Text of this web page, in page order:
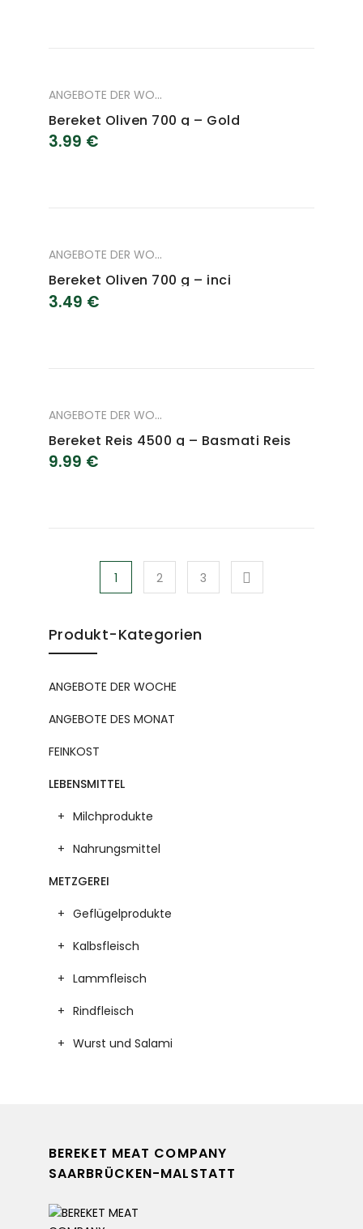
ANGEBOTE DER WOCHE
Bereket Oliven 700 g – Gold
3.99 €
ANGEBOTE DER WOCHE
Bereket Oliven 700 g – inci
3.49 €
ANGEBOTE DER WOCHE
Bereket Reis 4500 g – Basmati Reis
9.99 €
1 2 3
Produkt-Kategorien
ANGEBOTE DER WOCHE
ANGEBOTE DES MONAT
FEINKOST
LEBENSMITTEL
Milchprodukte
Nahrungsmittel
METZGEREI
Geflügelprodukte
Kalbsfleisch
Lammfleisch
Rindfleisch
Wurst und Salami
BEREKET MEAT COMPANY
SAARBRÜCKEN-MALSTATT